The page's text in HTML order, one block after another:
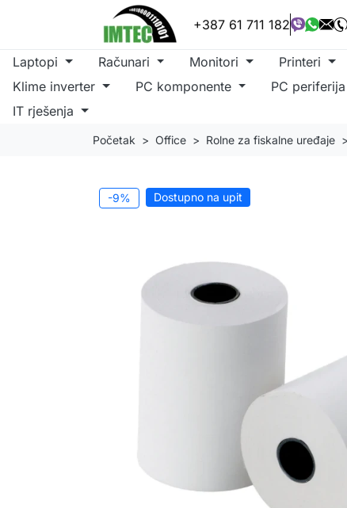
+387 61 711 182
Laptopi Računari Monitori Printeri
Klime inverter
PC komponente PC periferija
IT rješenja
Početak Office Rolne za fiskalne uređaje
-9% Dostupno na upit